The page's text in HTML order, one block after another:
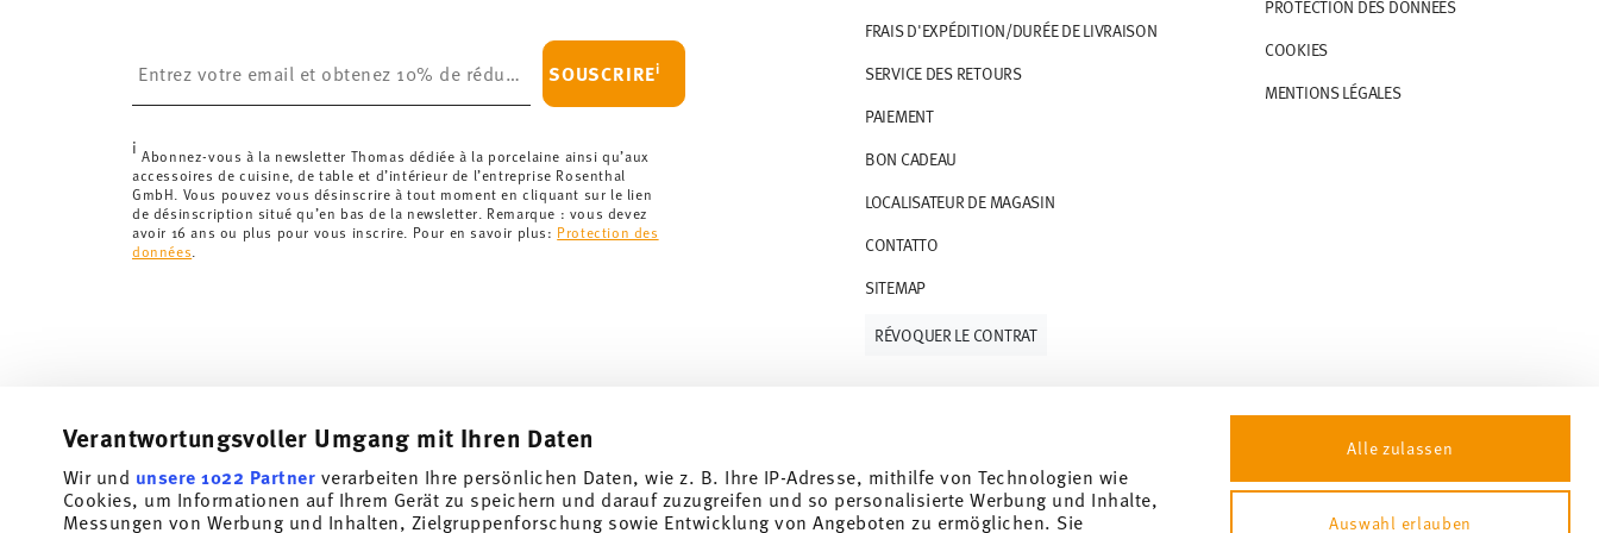
Verantwortungsvoller Umgang mit Ihren Daten
Wir und unsere 1022 Partner verarbeiten Ihre persönlichen Daten, wie z. B. Ihre IP-Adresse, mithilfe von Technologien wie
Cookies, um Informationen auf Ihrem Gerät zu speichern und darauf zuzugreifen und so personalisierte Werbung und Inhalte,
Messungen von Werbung und Inhalten, Zielgruppenforschung sowie Entwicklung von Angeboten zu ermöglichen. Sie
Alle zulassen
Auswahl erlauben
Suisse :Les livraisons en Suisse sont gratuites à partir de 69,90 CHF. Pour toute commande
inférieure à 69,90 CHF, les frais de livraison s'élèvent à 36,90 CHF.
Délai de livraison en France :5-7 jours ouvrables pour les articles en stock. Vous pouvez consulter
les délais de livraison vers d'autres paysici .
Retours :Pour les retours, veuillez utiliser notreservice de retour.
SOUSCRIREi
i Abonnez-vous à la newsletter Thomas dédiée à la porcelaine ainsi qu’aux
accessoires de cuisine, de table et d’intérieur de l’entreprise Rosenthal
GmbH. Vous pouvez vous désinscrire à tout moment en cliquant sur le lien
de désinscription situé qu’en bas de la newsletter. Remarque : vous devez
avoir 16 ans ou plus pour vous inscrire. Pour en savoir plus: Protection des
données
FRAIS D'EXPÉDITION/DURÉE DE LIVRAISON
SERVICE DES RETOURS
PAIEMENT
BON CADEAU
LOCALISATEUR DE MAGASIN
CONTATTO
SITEMAP
PROTECTION DES DONNÉES
COOKIES
MENTIONS LÉGALES
RÉVOQUER LE CONTRAT
Abonnez-vous à notre newsletter et recevez une réduction de 10%!
Tiens-toi au courant des nouveautés, des tendances et des